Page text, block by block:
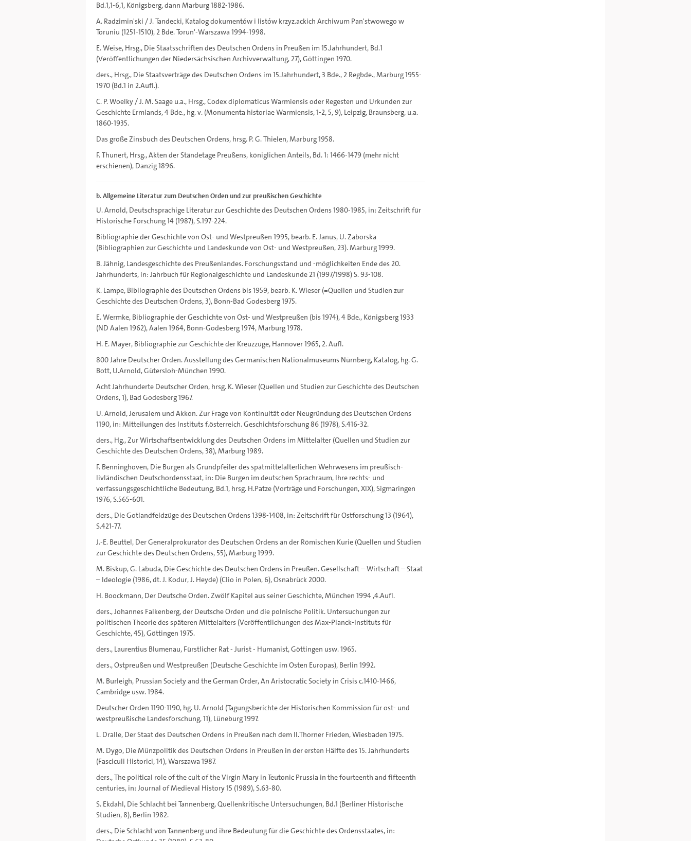
Bd.1,1-6,1, Königsberg, dann Marburg 1882-1986.
A. Radzimin'ski / J. Tandecki, Katalog dokumentów i listów krzyz.ackich Archiwum Pan'stwowego w
Toruniu (1251-1510), 2 Bde. Torun'-Warszawa 1994-1998.
E. Weise, Hrsg., Die Staatsschriften des Deutschen Ordens in Preußen im 15.Jahrhundert, Bd.1
(Veröffentlichungen der Niedersächsischen Archivverwaltung, 27), Göttingen 1970.
ders., Hrsg., Die Staatsverträge des Deutschen Ordens im 15.Jahrhundert, 3 Bde., 2 Regbde., Marburg 1955-
1970 (Bd.1 in 2.Aufl.).
C. P. Woelky / J. M. Saage u.a., Hrsg., Codex diplomaticus Warmiensis oder Regesten und Urkunden zur
Geschichte Ermlands, 4 Bde., hg. v. (Monumenta historiae Warmiensis, 1-2, 5, 9), Leipzig, Braunsberg, u.a.
1860-1935.
Das große Zinsbuch des Deutschen Ordens, hrsg. P. G. Thielen, Marburg 1958.
F. Thunert, Hrsg., Akten der Ständetage Preußens, königlichen Anteils, Bd. 1: 1466-1479 (mehr nicht
erschienen), Danzig 1896.
b. Allgemeine Literatur zum Deutschen Orden und zur preußischen Geschichte
U. Arnold, Deutschsprachige Literatur zur Geschichte des Deutschen Ordens 1980-1985, in: Zeitschrift für
Historische Forschung 14 (1987), S.197-224.
Bibliographie der Geschichte von Ost- und Westpreußen 1995, bearb. E. Janus, U. Zaborska
(Bibliographien zur Geschichte und Landeskunde von Ost- und Westpreußen, 23). Marburg 1999.
B. Jähnig, Landesgeschichte des Preußenlandes. Forschungsstand und -möglichkeiten Ende des 20.
Jahrhunderts, in: Jahrbuch für Regionalgeschichte und Landeskunde 21 (1997/1998) S. 93-108.
K. Lampe, Bibliographie des Deutschen Ordens bis 1959, bearb. K. Wieser (=Quellen und Studien zur
Geschichte des Deutschen Ordens, 3), Bonn-Bad Godesberg 1975.
E. Wermke, Bibliographie der Geschichte von Ost- und Westpreußen (bis 1974), 4 Bde., Königsberg 1933
(ND Aalen 1962), Aalen 1964, Bonn-Godesberg 1974, Marburg 1978.
H. E. Mayer, Bibliographie zur Geschichte der Kreuzzüge, Hannover 1965, 2. Aufl.
800 Jahre Deutscher Orden. Ausstellung des Germanischen Nationalmuseums Nürnberg, Katalog, hg. G.
Bott, U.Arnold, Gütersloh-München 1990.
Acht Jahrhunderte Deutscher Orden, hrsg. K. Wieser (Quellen und Studien zur Geschichte des Deutschen
Ordens, 1), Bad Godesberg 1967.
U. Arnold, Jerusalem und Akkon. Zur Frage von Kontinuität oder Neugründung des Deutschen Ordens
1190, in: Mitteilungen des Instituts f.österreich. Geschichtsforschung 86 (1978), S.416-32.
ders., Hg., Zur Wirtschaftsentwicklung des Deutschen Ordens im Mittelalter (Quellen und Studien zur
Geschichte des Deutschen Ordens, 38), Marburg 1989.
F. Benninghoven, Die Burgen als Grundpfeiler des spätmittelalterlichen Wehrwesens im preußisch-
livländischen Deutschordensstaat, in: Die Burgen im deutschen Sprachraum, Ihre rechts- und
verfassungsgeschichtliche Bedeutung, Bd.1, hrsg. H.Patze (Vorträge und Forschungen, XIX), Sigmaringen
1976, S.565-601.
ders., Die Gotlandfeldzüge des Deutschen Ordens 1398-1408, in: Zeitschrift für Ostforschung 13 (1964),
S.421-77.
J.-E. Beuttel, Der Generalprokurator des Deutschen Ordens an der Römischen Kurie (Quellen und Studien
zur Geschichte des Deutschen Ordens, 55), Marburg 1999.
M. Biskup, G. Labuda, Die Geschichte des Deutschen Ordens in Preußen. Gesellschaft – Wirtschaft – Staat
– Ideologie (1986, dt. J. Kodur, J. Heyde) (Clio in Polen, 6), Osnabrück 2000.
H. Boockmann, Der Deutsche Orden. Zwölf Kapitel aus seiner Geschichte, München 1994 ,4.Aufl.
ders., Johannes Falkenberg, der Deutsche Orden und die polnische Politik. Untersuchungen zur
politischen Theorie des späteren Mittelalters (Veröffentlichungen des Max-Planck-Instituts für
Geschichte, 45), Göttingen 1975.
ders., Laurentius Blumenau, Fürstlicher Rat - Jurist - Humanist, Göttingen usw. 1965.
ders., Ostpreußen und Westpreußen (Deutsche Geschichte im Osten Europas), Berlin 1992.
M. Burleigh, Prussian Society and the German Order, An Aristocratic Society in Crisis c.1410-1466,
Cambridge usw. 1984.
Deutscher Orden 1190-1190, hg. U. Arnold (Tagungsberichte der Historischen Kommission für ost- und
westpreußische Landesforschung, 11), Lüneburg 1997.
L. Dralle, Der Staat des Deutschen Ordens in Preußen nach dem II.Thorner Frieden, Wiesbaden 1975.
M. Dygo, Die Münzpolitik des Deutschen Ordens in Preußen in der ersten Hälfte des 15. Jahrhunderts
(Fasciculi Historici, 14), Warszawa 1987.
ders., The political role of the cult of the Virgin Mary in Teutonic Prussia in the fourteenth and fifteenth
centuries, in: Journal of Medieval History 15 (1989), S.63-80.
S. Ekdahl, Die Schlacht bei Tannenberg, Quellenkritische Untersuchungen, Bd.1 (Berliner Historische
Studien, 8), Berlin 1982.
ders., Die Schlacht von Tannenberg und ihre Bedeutung für die Geschichte des Ordensstaates, in: